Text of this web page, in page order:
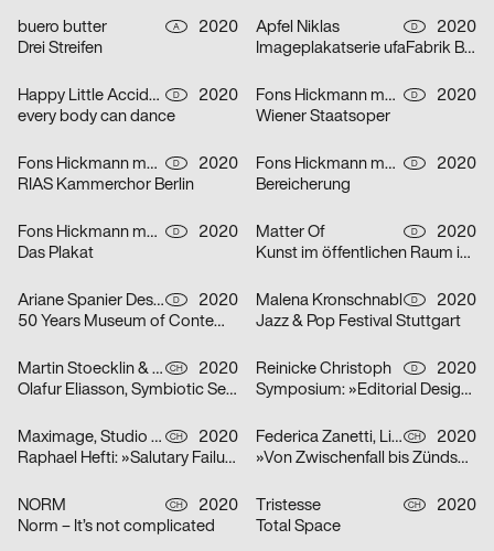
buero butter A
2020
Drei Streifen
Apfel Niklas D
2020
Imageplakatserie ufaFabrik Berlin
Happy Little Accidents D
2020
every body can dance
Fons Hickmann m23 D
2020
Wiener Staatsoper
Fons Hickmann m23 D
2020
RIAS Kammerchor Berlin
Fons Hickmann m23 D
2020
Bereicherung
Fons Hickmann m23 D
2020
Das Plakat
Matter Of D
2020
Kunst im öffentlichen Raum in Stuttgart
Ariane Spanier Design D
2020
50 Years Museum of Contemporary Art Skopje
Malena Kronschnabl D
2020
Jazz & Pop Festival Stuttgart
Martin Stoecklin & Melina Wilson CH
2020
Olafur Eliasson, Symbiotic Seeing, Kunsthaus Zürich
Reinicke Christoph D
2020
Symposium: »Editorial Design Now«
Maximage, Studio Raphael Hefti CH
2020
Raphael Hefti: »Salutary Failures«
Federica Zanetti, Linggi Annina CH
2020
»Von Zwischenfall bis Zündschnur« – Sammlungsausstellung der Hochschule Luzern – Design & Kunst
NORM CH
2020
Norm – It’s not complicated
Tristesse CH
2020
Total Space